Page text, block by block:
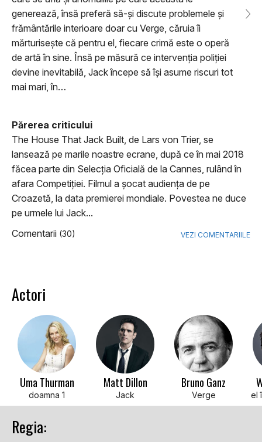
generează, însă preferă să-și discute problemele și
frământările interioare doar cu Verge, căruia îi
mărturisește că pentru el, fiecare crimă este o operă
de artă în sine. Însă pe măsură ce intervenția poliției
devine inevitabilă, Jack începe să își asume riscuri tot
mai mari, în…
Părerea criticului
The House That Jack Built, de Lars von Trier, se
lansează pe marile noastre ecrane, după ce în mai 2018
făcea parte din Selecția Oficială de la Cannes, rulând în
afara Competiției. Filmul a șocat audiența de pe
Croazetă, la data premierei mondiale. Povestea ne duce
pe urmele lui Jack...
Comentarii (30) VEZI COMENTARIILE
Actori
Uma Thurman
doamna 1
Matt Dillon
Jack
Bruno Ganz
Verge el
Regia: